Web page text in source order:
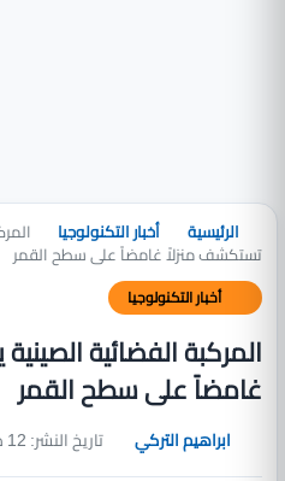
الرئيسية أخبار التكنولوجيا
تستكشف منزلاً غامضاً على سطح القمر
أخبار التكنولوجيا
غامضاً على سطح القمر
ابراهيم التركي تاريخ النشر: 12 ديسمبر 2021